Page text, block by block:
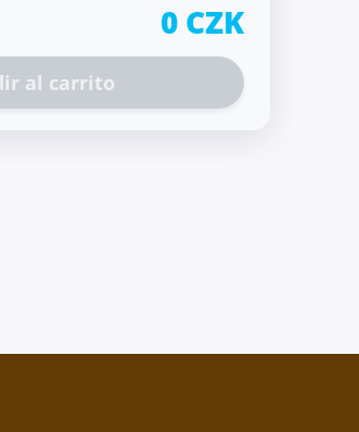
0 CZK
al carrito